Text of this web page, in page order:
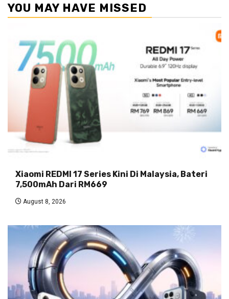
YOU MAY HAVE MISSED
Xiaomi REDMI 17 Series Kini Di Malaysia, Bateri
7,500mAh Dari RM669
August 8, 2026